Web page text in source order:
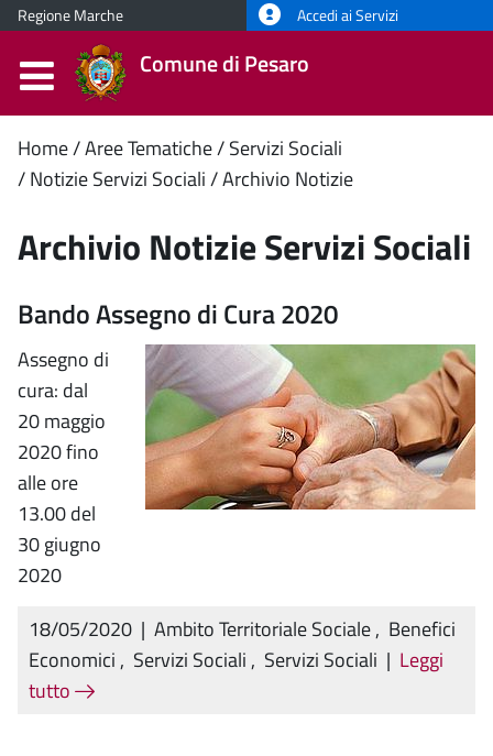
Regione Marche Accedi ai Servizi
Comune di Pesaro
Contenuto
Home Aree Tematiche Servizi Sociali
Notizie Servizi Sociali Archivio Notizie
Archivio Notizie Servizi Sociali
Bando Assegno di Cura 2020
Assegno di
cura: dal
20 maggio
2020 fino
alle ore
13.00 del
30 giugno
2020
18/05/2020 | Ambito Territoriale Sociale, Benefici
Economici , Servizi Sociali , Servizi Sociali | Leggi
tutto